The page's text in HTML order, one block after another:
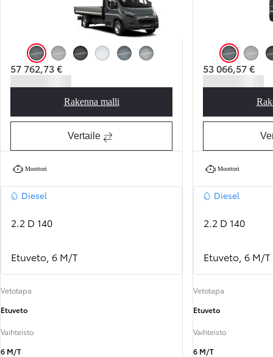
Anthracite
57 762,73 €
Rakenna malliProace Max Base
Vertaile
Moottori
Diesel
2.2 D 140
Etuveto, 6 M/T
Vetotapa
Etuveto
Vaihteisto
6 M/T
Anthracite
53 066,57 €
Moottori
Diesel
2.2 D 140
Etuveto, 6 M/T
Vetotapa
Etuveto
Vaihteisto
6 M/T